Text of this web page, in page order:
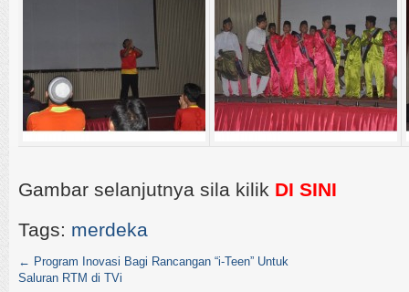
Gambar selanjutnya sila kilik DI SINI
Tags: merdeka
← Program Inovasi Bagi Rancangan “i-Teen” Untuk
Saluran RTM di TVi